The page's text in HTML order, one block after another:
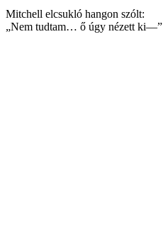
Mitchell elcsukló hangon szólt:
„Nem tudtam… ő úgy nézett ki—”